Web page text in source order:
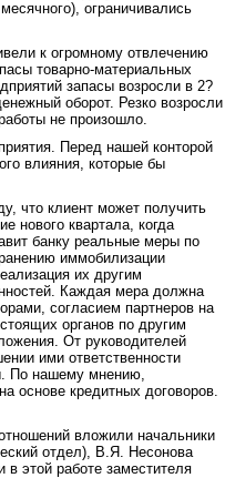
ограничивались
к огромному отвлечению
товарно-материальных
запасы возросли в 2?
оборот. Резко возросли
не произошло.
Перед нашей конторой
влияния, которые бы
что клиент может получить
нового квартала, когда
банку реальные меры по
иммобилизации
их другим
Каждая мера должна
согласием партнеров на
органов по другим
От руководителей
ими ответственности
По нашему мнению,
основе кредитных договоров.
вложили начальники
отдел), В.Я. Несонова
этой работе заместителя